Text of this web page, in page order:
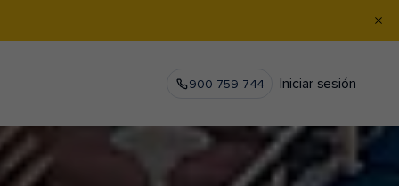
900 759 744 Iniciar sesión